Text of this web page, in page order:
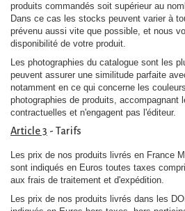
produits commandés soit supérieur au
Dans ce cas les stocks peuvent varier à
prévenu aussi vite que possible, et nous
disponibilité de votre produit.
Les photographies du catalogue sont les
peuvent assurer une similitude parfaite
notamment en ce qui concerne les
photographies de produits, accompagnant
contractuelles et n'engagent pas l'éditeur.
Article 3 - Tarifs
Les prix de nos produits livrés en France
sont indiqués en Euros toutes taxes
aux frais de traitement et d'expédition.
Les prix de nos produits livrés dans les